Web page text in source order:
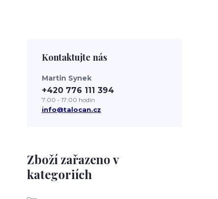
Zboží zařazeno v
kategoriích
Kontaktujte nás
Martin Synek
+420 776 111 394
7:00 - 17:00 hodin
info@talocan.cz